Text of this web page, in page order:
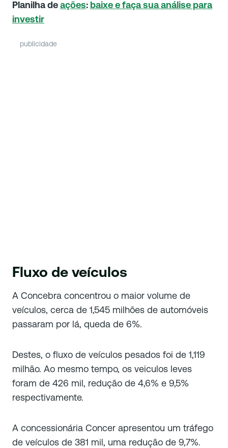
Planilha deações: baixe e faça sua análise para
investir
publicidade
Fluxo de veículos
A Concebra concentrou o maior volume de
veículos, cerca de 1,545 milhões de automóveis
passaram por lá, queda de 6%.
Destes, o fluxo de veículos pesados foi de 1,119
milhão. Ao mesmo tempo, os veiculos leves
foram de 426 mil, redução de 4,6% e 9,5%
respectivamente.
A concessionária Concer apresentou um tráfego
de veículos de 381 mil, uma redução de 9,7%.